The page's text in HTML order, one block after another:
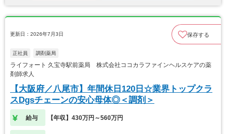
更新日：2026年7月3日 保存する
正社員 調剤薬局
ライフォート 久宝寺駅前薬局 株式会社ココカラファインヘルスケアの薬
剤師求人
【大阪府／八尾市】年間休日120日☆業界トップクラ
スDgsチェーンの安心母体◎＜調剤＞
給与 【年収】430万円～560万円